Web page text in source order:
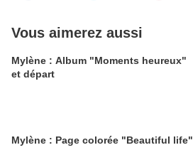
Vous aimerez aussi
Mylène : Album "Moments heureux"
et départ
Mylène : Page colorée "Beautiful life"